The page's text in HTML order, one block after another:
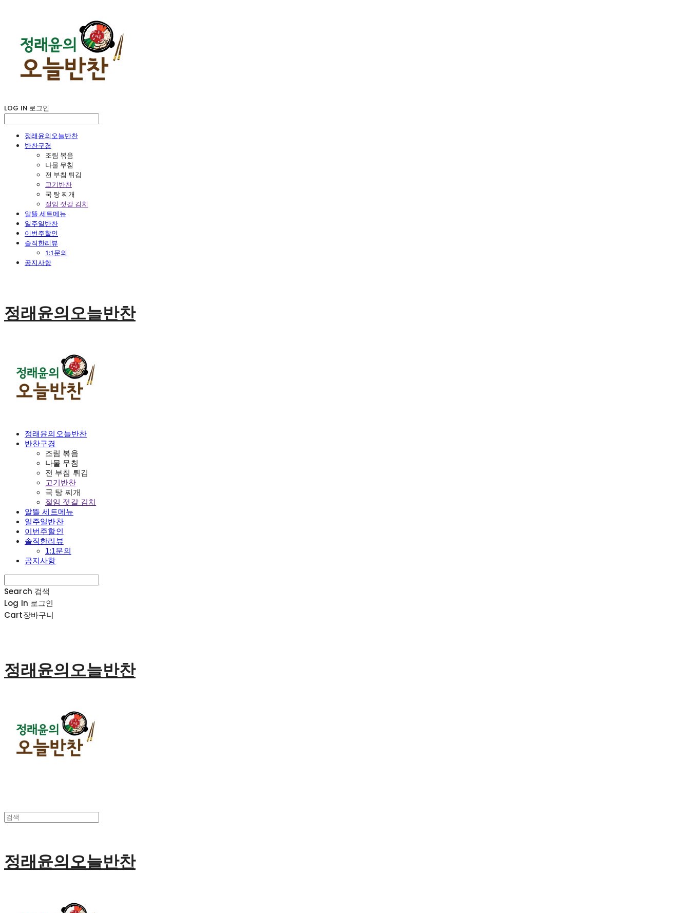
LOG IN 로그인
정래윤의오늘반찬
반찬구경
조림 볶음
나물 무침
전 부침 튀김
고기반찬
국 탕 찌개
절임 젓갈 김치
알뜰 세트메뉴
일주일반찬
이번주할인
솔직한리뷰
1:1문의
공지사항
정래윤의오늘반찬
정래윤의오늘반찬
반찬구경
조림 볶음
나물 무침
전 부침 튀김
고기반찬
국 탕 찌개
절임 젓갈 김치
알뜰 세트메뉴
일주일반찬
이번주할인
솔직한리뷰
1:1문의
공지사항
Search 검색
Log In 로그인
Cart장바구니
정래윤의오늘반찬
정래윤의오늘반찬